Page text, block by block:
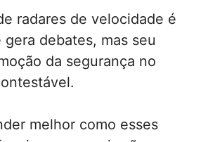
radares de velocidade é
gera debates, mas seu
da segurança no
melhor como esses